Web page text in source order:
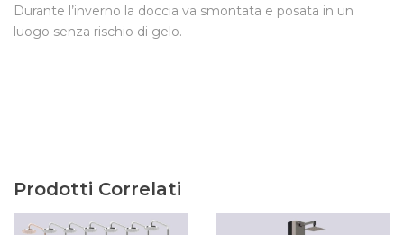
Durante l’inverno la doccia va smontata e posata in un
luogo senza rischio di gelo.
Prodotti Correlati